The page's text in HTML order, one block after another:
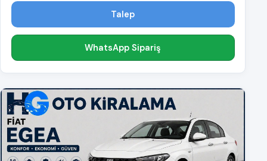
Talep
WhatsApp Sipariş